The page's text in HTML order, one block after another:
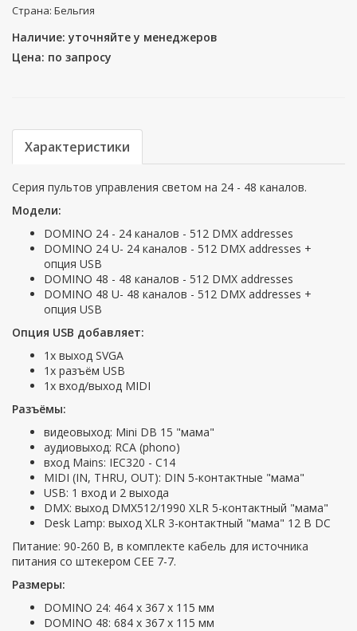
Страна: Бельгия
Наличие: уточняйте у менеджеров
Цена: по запросу
Характеристики
Серия пультов управления светом на 24 - 48 каналов.
Модели:
DOMINO 24 - 24 каналов - 512 DMX addresses
DOMINO 24 U- 24 каналов - 512 DMX addresses +
опция USB
DOMINO 48 - 48 каналов - 512 DMX addresses
DOMINO 48 U- 48 каналов - 512 DMX addresses +
опция USB
Опция USB добавляет:
1х выход SVGA
1х разъём USB
1х вход/выход MIDI
Разъёмы:
видеовыход: Mini DB 15 "мама"
аудиовыход: RCA (phono)
вход Mains: IEC320 - C14
MIDI (IN, THRU, OUT): DIN 5-контактные "мама"
USB: 1 вход и 2 выхода
DMX: выход DMX512/1990 XLR 5-контактный "мама"
Desk Lamp: выход XLR 3-контактный "мама" 12 В DC
Питание: 90-260 В, в комплекте кабель для источника
питания со штекером CEE 7-7.
Размеры:
DOMINO 24: 464 x 367 x 115 мм
DOMINO 48: 684 x 367 x 115 мм